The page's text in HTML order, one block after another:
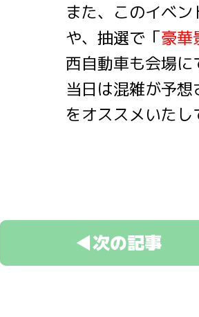
また、このイベ
や、抽選で「豪華
西自動車も会場
当日は混雑が予
をオススメいたし
◀次の記事